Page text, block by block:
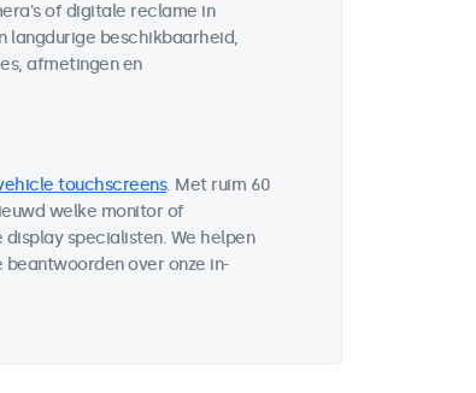
of digitale reclame in
langdurige beschikbaarheid,
afmetingen en
touchscreens. Met ruim 60
welke monitor of
specialisten. We helpen
over onze in-